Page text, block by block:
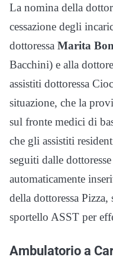
La nomina della
cessazione degli
dottoressa Marita
Bacchini) e alla
assistiti dottoressa
situazione, che la
sul fronte medici di
che gli assistiti
seguiti dalle
automaticamente
della dottoressa Pizza,
sportello ASST per
Ambulatorio a